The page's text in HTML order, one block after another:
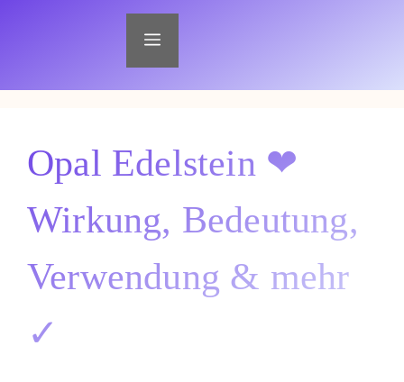
Menü
Opal Edelstein ❤
Wirkung, Bedeutung,
Verwendung & mehr
✓